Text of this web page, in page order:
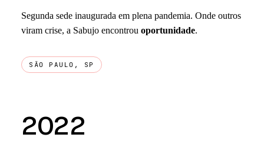
Segunda sede inaugurada em plena pandemia. Onde outros
viram crise, a Sabujo encontrou oportunidade.
SÃO PAULO, SP
2022